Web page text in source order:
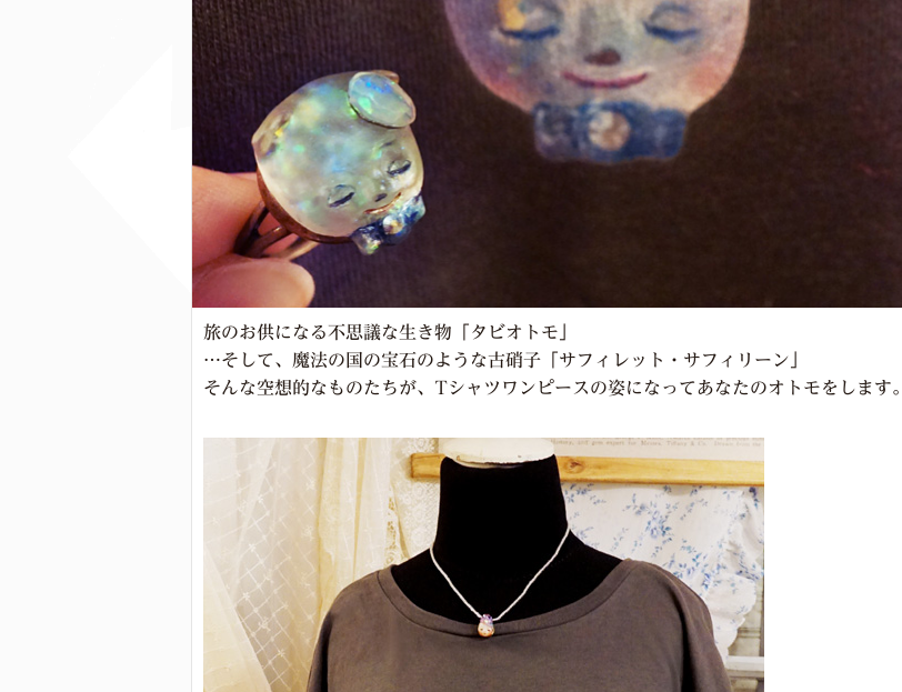
旅のお供になる不思議な生き物「タビオトモ」
…そして、魔法の国の宝石のような古硝子「サフィレット・サフィリーン」
そんな空想的なものたちが、Tシャツワンピースの姿になってあなたのオトモをします。